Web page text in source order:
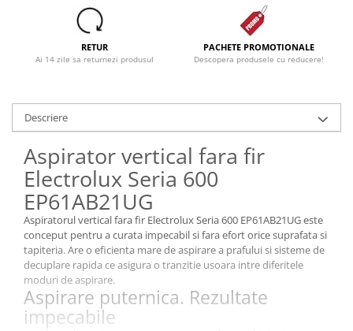
Produse pentru copii
Scaune auto copii
GRUPA 0+1 2 3/ 0-36 kg / 0-12 ani
Cuburi si caramizi
Seturi de constructie
IT&C
Imprimante
Produse curatare IT
Stocare date
Baterii laptop
Cabluri
Retelistica
Sugestii cadou
RETUR
Ai 14 zile sa returnezi produsul
PACHETE PROMOTIONALE
Descopera produsele cu reducere!
Descriere
Aspirator vertical fara fir
Electrolux Seria 600
EP61AB21UG
Aspiratorul vertical fara fir Electrolux Seria 600 EP61AB21UG este
conceput pentru a curata impecabil si fara efort orice suprafata si
tapiteria. Are o eficienta mare de aspirare a prafului si sisteme de
decuplare rapida ce asigura o tranzitie usoara intre diferitele
moduri de aspirare.
Aspirare puternica. Rezultate
impecabile